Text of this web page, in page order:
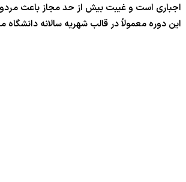
اجباری است و غیبت بیش از حد مجاز باعث
این دوره معمولاً در قالب شهریه سالانه